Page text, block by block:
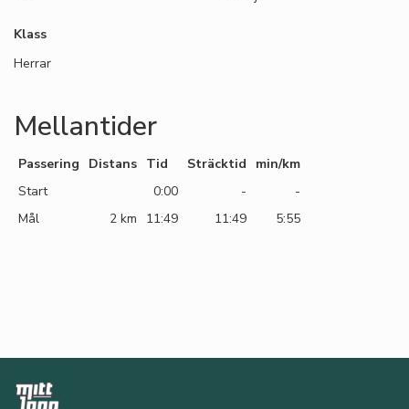
Klass
Herrar
Mellantider
Passering Distans Tid Sträcktid
min/km
Start
0:00 -
-
Mål
2 km 11:49 11:49 5:55